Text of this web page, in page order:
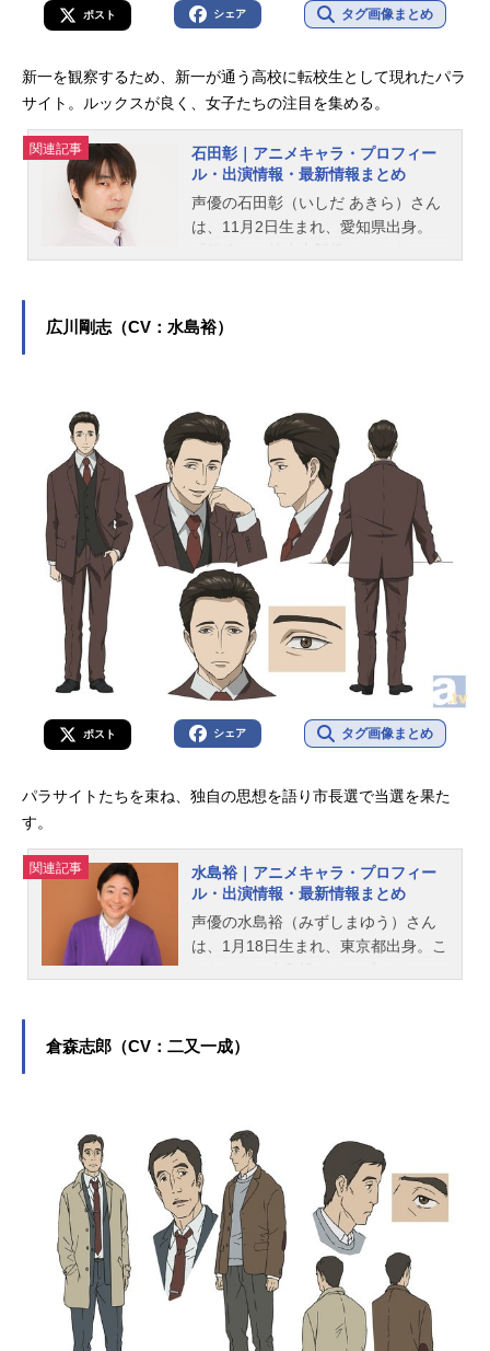
ポスト シェア タグ画像まとめ
新一を観察するため、新一が通う高校に転校生として現れたパラ
サイト。ルックスが良く、女子たちの注目を集める。
関連記事
石田彰｜アニメキャラ・プロフィー
ル・出演情報・最新情報まとめ
声優の石田彰（いしだ あきら）さん
は、11月2日生まれ、愛知県出身。
ーを多く演じています。こちらで
広川剛志（CV：水島裕）
ポスト シェア タグ画像まとめ
パラサイトたちを束ね、独自の思想を語り市長選で当選を果た
す。
関連記事
水島裕｜アニメキャラ・プロフィー
ル・出演情報・最新情報まとめ
声優の水島裕（みずしまゆう）さん
は、1月18日生まれ、東京都出身。こ
倉森志郎（CV：二又一成）